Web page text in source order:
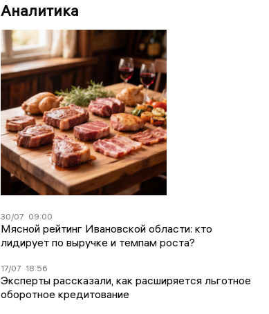
Аналитика
30/07 09:00
Мясной рейтинг Ивановской области: кто
лидирует по выручке и темпам роста?
17/07 18:56
Эксперты рассказали, как расширяется льготное
оборотное кредитование